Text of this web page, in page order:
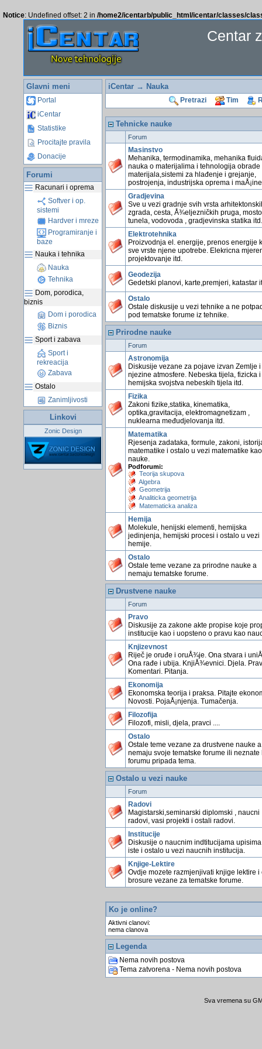
Notice: Undefined offset: 2 in /home2/icentarb/public_html/icentar/classes/
Centar
Glavni meni
Portal
iCentar
Statistike
Procitajte pravila
Donacije
Forumi
Racunari i oprema
Softver i op.
sistemi
Hardver i mreze
Programiranje i
baze
Nauka i tehnika
Nauka
Tehnika
Dom, porodica,
biznis
Dom i porodica
Biznis
Sport i zabava
Sport i
rekreacija
Zabava
Ostalo
Zanimljivosti
Linkovi
Zonic Design
iCentar→ Nauka
Pretrazi Tim
Tehnicke nauke
Forum
Masinstvo
Mehanika, termodinamika, mehanika
nauka o materijalima i tehnologija obrade
materijala,sistemi za hlađenje i grejanje,
postrojenja, industrijska oprema i
Gradjevina
Sve u vezi gradnje svih vrsta
zgrada, cesta, Å¾eljezničkih pruga,
tunela, vodovoda , gradjevinska statika itd.
Elektrotehnika
Proizvodnja el. energije, prenos energije
sve vrste njene upotrebe. Elekricna
projektovanje itd.
Geodezija
Gedetski planovi, karte,premjeri, katastar
Ostalo
Ostale diskusije u vezi tehnike a ne
pod tematske forume iz tehnike.
Prirodne nauke
Forum
Astronomija
Diskusije vezane za pojave izvan Zemlje i
njezine atmosfere. Nebeska tijela, fizicka i
hemijska svojstva nebeskih tijela itd.
Fizika
Zakoni fizike,statika, kinematika,
optika,gravitacija, elektromagnetizam ,
nuklearna međudjelovanja itd.
Matematika
Rjesenja zadataka, formule, zakoni,
matematike i ostalo u vezi matematike kao
nauke.
Podforumi:
Teorija skupova
Algebra
Geometrija
Analiticka geometrija
Matematicka analiza
Hemija
Molekule, henijski elementi, hemijska
jedinjenja, hemijski procesi i ostalo u vezi
hemije.
Ostalo
Ostale teme vezane za prirodne nauke a
nemaju tematske forume.
Drustvene nauke
Forum
Pravo
Diskusije za zakone akte propise koje
institucije kao i uopsteno o pravu kao
Knjizevnost
Riječ je oruđe i oruÅ¾je. Ona stvara i
Ona rađe i ubija. KnjiÅ¾evnici. Djela.
Komentari. Pitanja.
Ekonomija
Ekonomska teorija i praksa. Pitajte
Novosti. PojaÅ¡njenja. Tumačenja.
Filozofija
Filozofi, misli, djela, pravci ....
Ostalo
Ostale teme vezane za drustvene nauke
nemaju svoje tematske forume ili neznate
forumu pripada tema.
Ostalo u vezi nauke
Forum
Radovi
Magistarski,seminarski diplomski , naucni
radovi, vasi projekti i ostali radovi.
Institucije
Diskusije o naucnim indtitucijama
iste i ostalo u vezi naucnih institucija.
Knjige-Lektire
Ovdje mozete razmjenjivati knjige lektire i
brosure vezane za tematske forume.
Ko je online?
Aktivni clanovi:
nema clanova
Legenda
Nema novih postova
Tema zatvorena - Nema novih postova
Sva vremena su